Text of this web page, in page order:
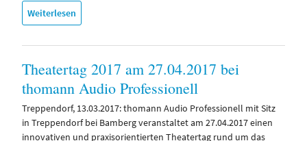
Weiterlesen
Theatertag 2017 am 27.04.2017 bei
thomann Audio Professionell
Treppendorf, 13.03.2017: thomann Audio Professionell mit Sitz
in Treppendorf bei Bamberg veranstaltet am 27.04.2017 einen
innovativen und praxisorientierten Theatertag rund um das